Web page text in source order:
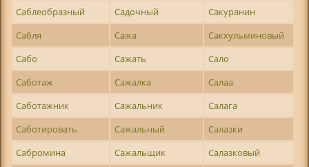
Саблеобразный
Садочный
Сакуранин
Сабля
Сажа
Сакхульминовый
Сабо
Сажать
Сало
Саботаж
Сажалка
Салаа
Саботажник
Сажальник
Салага
Саботировать
Сажальный
Салазки
Сабромина
Сажальщик
Салазковый